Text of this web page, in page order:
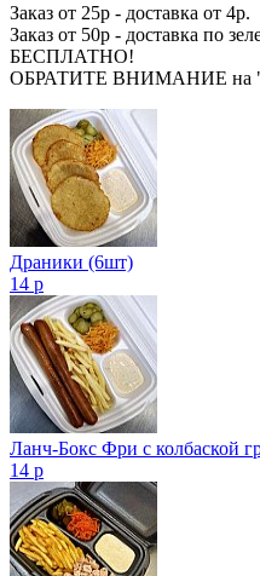
Заказ от 25р - доставка от 4р.
Заказ от 50р - доставка по
БЕСПЛАТНО!
ОБРАТИТЕ ВНИМАНИЕ на
Драники (6шт)
14 р
Ланч-Бокс Фри с колбаской
14 р